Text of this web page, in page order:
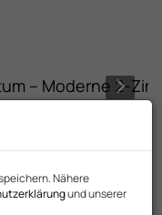
|
Nähere
und unserer